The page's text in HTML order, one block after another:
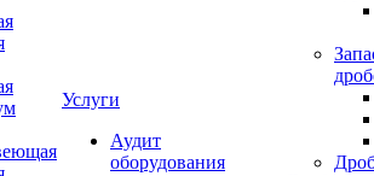
Услуги
Аудит
оборудования